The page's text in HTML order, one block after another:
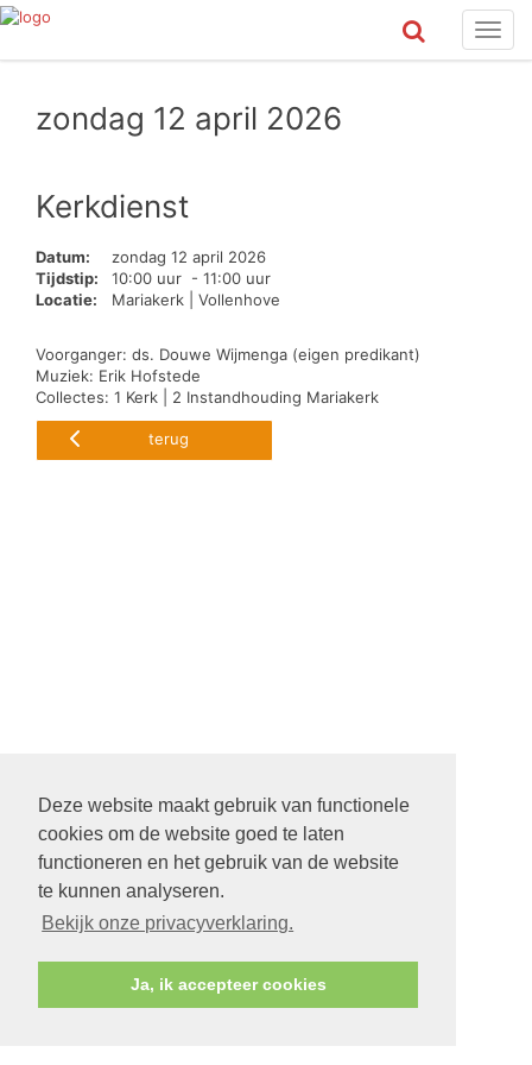
Deze website maakt gebruik van functionele
cookies om de website goed te laten
functioneren en het gebruik van de website
te kunnen analyseren.
Bekijk onze privacyverklaring.
Ja, ik accepteer cookies
zondag 12 april 2026
Kerkdienst
Datum:
zondag 12 april 2026
Tijdstip:
10:00 uur - 11:00 uur
Locatie:
Mariakerk | Vollenhove
Voorganger: ds. Douwe Wijmenga (eigen predikant)
Muziek: Erik Hofstede
Collectes: 1 Kerk | 2 Instandhouding Mariakerk
terug